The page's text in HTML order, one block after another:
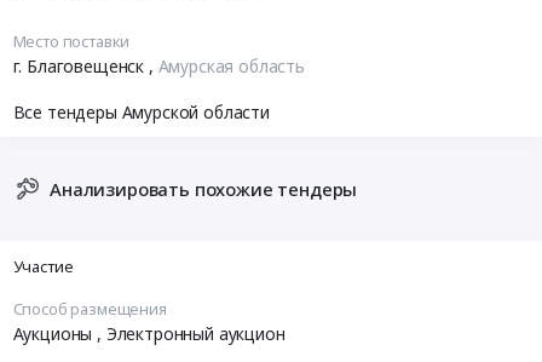
Место поставки
г. Благовещенск , Амурская область
Все тендеры Амурской области
Анализировать похожие тендеры
Участие
Способ размещения
Аукционы , Электронный аукцион